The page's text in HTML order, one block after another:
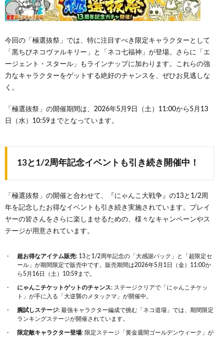
今回の「極選抜祭」では、特に注目すべき限定キャラクターとして
「黒ちびネコヴァルキリー」と「ネコ七福神」が登場。さらに「エ
ージェント・スタール」もラインナップに加わります。これらの強
力なキャラクターをゲットする絶好のチャンスを、ぜひお見逃しな
く。
「極選抜祭」の開催期間は、2026年5月9日（土）11:00から5月13
日（水）10:59までとなっています。
13と1/2周年記念イベントも引き続き開催中！
「極選抜祭」の開催と合わせて、『にゃんこ大戦争』の13と1/2周
年を記念したお得なイベントも引き続き実施されています。プレイ
ヤーの皆さんをさらに楽しませるための、様々なキャンペーンやス
テージが用意されています。
超お得なアイテム販売: 13と1/2周年記念の「大感謝パック」と「超限定セ
ール」が期間限定で販売中です。販売期間は2026年5月1日（金）11:00か
ら5月16日（土）10:59まで。
にゃんこチケットゲットのチャンス: ステージクリアで「にゃんこチケッ
ト」が手に入る「大逆襲のメタックマ」が開催中。
腕試しステージ: 最強キャラクター編成で挑む「ネコ道場」では、期間限定
ランキングステージが開催されています。
限定敵キャラクター登場: 限定ステージ「黄金週間ゴールデンウィーク」が